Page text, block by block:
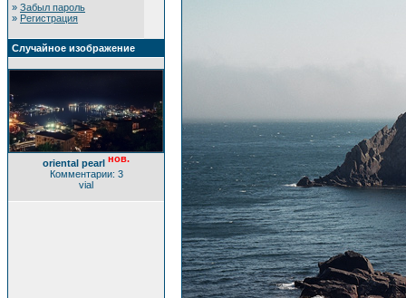
» Забыл пароль
» Регистрация
Случайное изображение
oriental pearl нов.
Комментарии: 3
vial